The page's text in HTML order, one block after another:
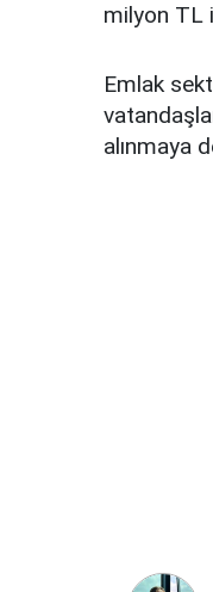
milyon TL
Emlak
alınmaya